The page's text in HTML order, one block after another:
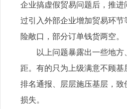
企业搞虚假贸易问题后，推
过引入外部企业增加贸易环
险敞口，部分订单钱货两空。
以上问题暴露出一些地
距。有的只为上级满意不顾
排名通报、层层施压基层，
损失。